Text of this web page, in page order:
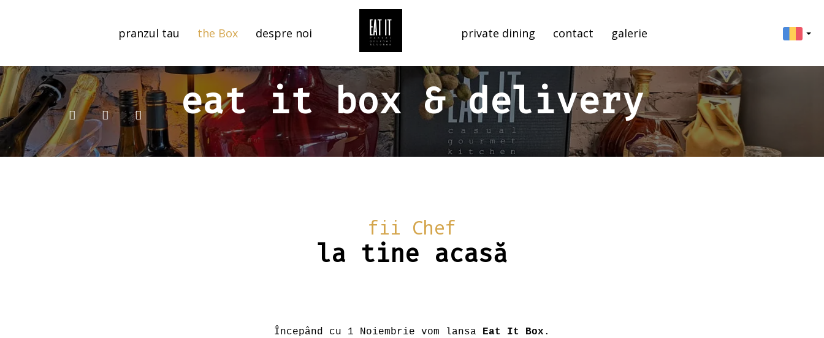
pranzul tau the Box despre noi private dining contact galerie
eat it box & delivery
fii Chef
la tine acasă
Începând cu 1 Noiembrie vom lansa Eat It Box .